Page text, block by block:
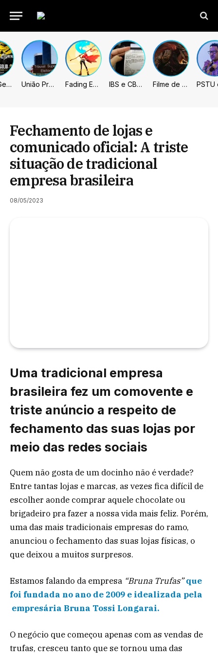
Metal Gear Solid: Master Collection 2 terá legendas e menus em portugues União Progressista e PL terão mais tempo de propaganda eleitoral Fading Echo – Review IBS e CBS necessitarão constar nas notas fiscais com início desta 2ª. Entenda Filme de Elden Ring tem gravações concluídas, mas ainda fica longe do lançamento
Fechamento de lojas e
comunicado oficial: A triste
situação de tradicional
empresa brasileira
08/05/2023
Uma tradicional empresa
brasileira fez um comovente e
triste anúncio a respeito de
fechamento das suas lojas por
meio das redes sociais
Quem não gosta de um docinho não é verdade?
Entre tantas lojas e marcas, as vezes fica difícil de
escolher aonde comprar aquele chocolate ou
brigadeiro pra fazer a nossa vida mais feliz. Porém,
uma das mais tradicionais empresas do ramo,
anunciou o fechamento das suas lojas físicas, o
que deixou a muitos surpresos.
Estamos falando da empresa “Bruna Trufas” que
foi fundada no ano de 2009 e idealizada pela
empresária Bruna Tossi Longarai.
O negócio que começou apenas com as vendas de
trufas, cresceu tanto que se tornou uma das